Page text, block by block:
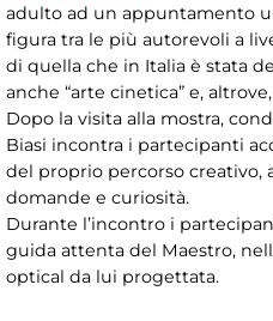
adulto ad un appuntamento
figura tra le più autorevoli a
di quella che in Italia è stata
anche “arte cinetica” e,
Dopo la visita alla mostra,
Biasi incontra i partecipanti
del proprio percorso creativo,
domande e curiosità.
Durante l’incontro i
guida attenta del Maestro,
optical da lui progettata.